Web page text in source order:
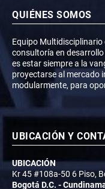
QUIÉNES SOMOS
Equipo
consultoría en
es estar siempre a la
proyectarse al mercado
modularmente, para
UBICACIÓN Y
UBICACIÓN
Kr 45 #108a-50 6 Piso,
Bogotá D.C. -